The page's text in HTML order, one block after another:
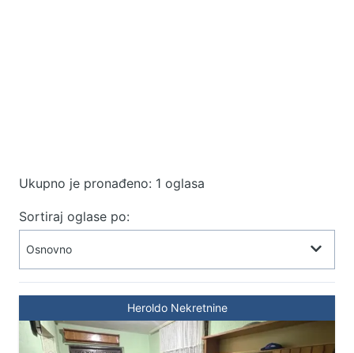
Ukupno je pronađeno: 1 oglasa
Sortiraj oglase po:
Heroldo Nekretnine